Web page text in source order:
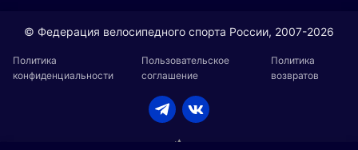
© Федерация велосипедного спорта России, 2007-2026
Политика
конфиденциальности
Пользовательское
соглашение
Политика
возвратов